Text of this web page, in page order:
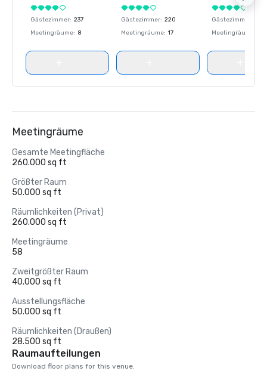
Gästezimmer: 237
Meetingräume: 8
Gästezimmer: 220
Meetingräume: 17
Gästezimmer
Meetingräume
Meetingräume
Gesamte Meetingfläche
260.000 sq ft
Größter Raum
50.000 sq ft
Räumlichkeiten (Privat)
260.000 sq ft
Meetingräume
58
Zweitgrößter Raum
40.000 sq ft
Ausstellungsfläche
50.000 sq ft
Räumlichkeiten (Draußen)
28.500 sq ft
Raumaufteilungen
Download floor plans for this venue.